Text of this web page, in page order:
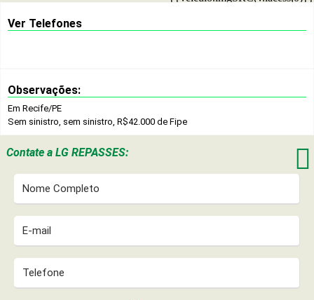
Ver Telefones
Observações:
Em Recife/PE
Sem sinistro, sem sinistro, R$42.000 de Fipe
Contate a LG REPASSES: 